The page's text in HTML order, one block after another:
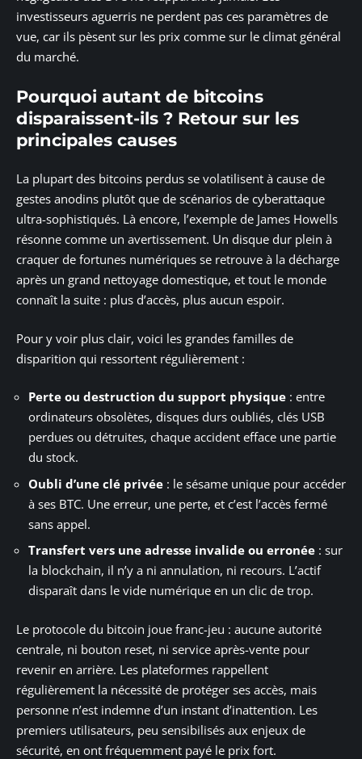
investisseurs aguerris ne perdent pas ces paramètres de
vue, car ils pèsent sur les prix comme sur le climat général
du marché.
Pourquoi autant de bitcoins
disparaissent-ils ? Retour sur les
principales causes
La plupart des bitcoins perdus se volatilisent à cause de
gestes anodins plutôt que de scénarios de cyberattaque
ultra-sophistiqués. Là encore, l’exemple de James Howells
résonne comme un avertissement. Un disque dur plein à
craquer de fortunes numériques se retrouve à la décharge
après un grand nettoyage domestique, et tout le monde
connaît la suite : plus d’accès, plus aucun espoir.
Pour y voir plus clair, voici les grandes familles de
disparition qui ressortent régulièrement :
Perte ou destruction du support physique : entre
ordinateurs obsolètes, disques durs oubliés, clés USB
perdues ou détruites, chaque accident efface une partie
du stock.
Oubli d’une clé privée : le sésame unique pour accéder
à ses BTC. Une erreur, une perte, et c’est l’accès fermé
sans appel.
Transfert vers une adresse invalide ou erronée : sur
la blockchain, il n’y a ni annulation, ni recours. L’actif
disparaît dans le vide numérique en un clic de trop.
Le protocole du bitcoin joue franc-jeu : aucune autorité
centrale, ni bouton reset, ni service après-vente pour
revenir en arrière. Les plateformes rappellent
régulièrement la nécessité de protéger ses accès, mais
personne n’est indemne d’un instant d’inattention. Les
premiers utilisateurs, peu sensibilisés aux enjeux de
sécurité, en ont fréquemment payé le prix fort.